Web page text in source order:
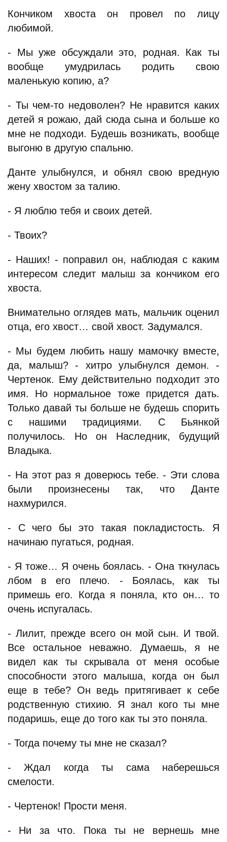
Кончиком хвоста он провел по лицу
любимой.
- Мы уже обсуждали это, родная. Как ты
вообще умудрилась родить свою
маленькую копию, а?
- Ты чем-то недоволен? Не нравится каких
детей я рожаю, дай сюда сына и больше ко
мне не подходи. Будешь возникать, вообще
выгоню в другую спальню.
Данте улыбнулся, и обнял свою вредную
жену хвостом за талию.
- Я люблю тебя и своих детей.
- Твоих?
- Наших! - поправил он, наблюдая с каким
интересом следит малыш за кончиком его
хвоста.
Внимательно оглядев мать, мальчик оценил
отца, его хвост… свой хвост. Задумался.
- Мы будем любить нашу мамочку вместе,
да, малыш? - хитро улыбнулся демон. -
Чертенок. Ему действительно подходит это
имя. Но нормальное тоже придется дать.
Только давай ты больше не будешь спорить
с нашими традициями. С Бьянкой
получилось. Но он Наследник, будущий
Владыка.
- На этот раз я доверюсь тебе. - Эти слова
были произнесены так, что Данте
нахмурился.
- С чего бы это такая покладистость. Я
начинаю пугаться, родная.
- Я тоже… Я очень боялась. - Она ткнулась
лбом в его плечо. - Боялась, как ты
примешь его. Когда я поняла, кто он… то
очень испугалась.
- Лилит, прежде всего он мой сын. И твой.
Все остальное неважно. Думаешь, я не
видел как ты скрывала от меня особые
способности этого малыша, когда он был
еще в тебе? Он ведь притягивает к себе
родственную стихию. Я знал кого ты мне
подаришь, еще до того как ты это поняла.
- Тогда почему ты мне не сказал?
- Ждал когда ты сама наберешься
смелости.
- Чертенок! Прости меня.
- Ни за что. Пока ты не вернешь мне